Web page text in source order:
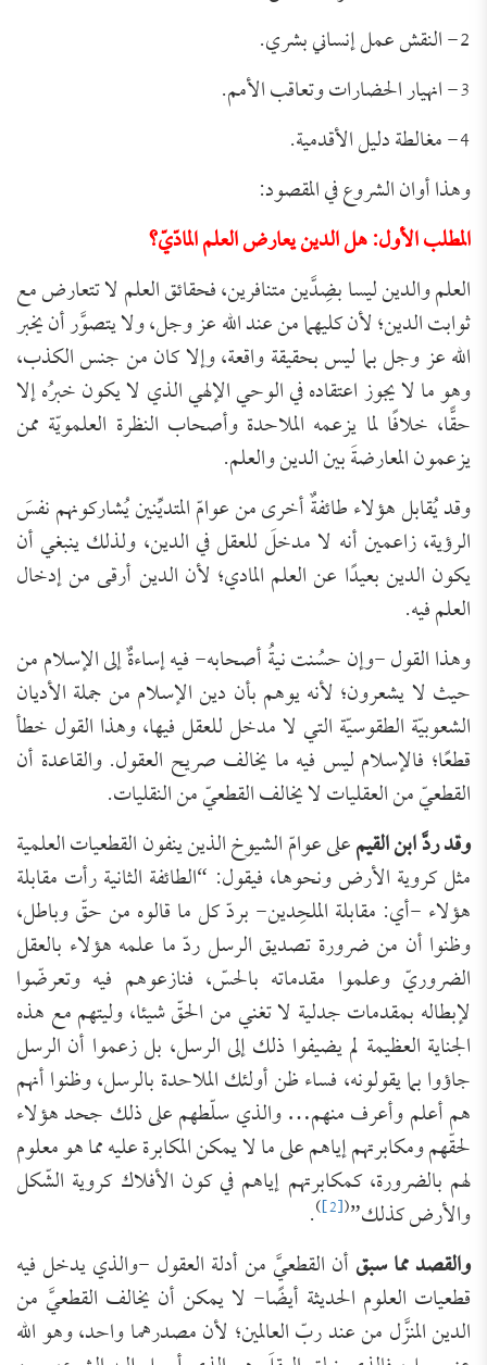
2- النقش عمل إنساني بشري.
3- انهيار الحضارات وتعاقب الأمم.
4- مغالطة دليل الأقدمية.
وهذا أوان الشروع في المقصود:
المطلب الأول: هل الدين يعارض العلم المادّيّ؟
العلم والدين ليسا بضِدَّين متنافرين، فحقائق العلم لا تتعارض مع
ثوابت الدين؛ لأن كليهما من عند الله عز وجل، ولا يتصوَّر أن يخبر
الله عز وجل بما ليس بحقيقة واقعة، وإلا كان من جنس الكذب،
وهو ما لا يجوز اعتقاده في الوحي الإلهي الذي لا يكون خبرُه إلا
حقًّا، خلافًا لما يزعمه الملاحدة وأصحاب النظرة العلمويّة ممن
يزعمون المعارضةَ بين الدين والعلم.
وقد يُقابل هؤلاء طائفةٌ أخرى من عوامّ المتديِّنين يُشاركونهم نفسَ
الرؤية، زاعمين أنه لا مدخلَ للعقل في الدين، ولذلك ينبغي أن
يكون الدين بعيدًا عن العلم المادي؛ لأن الدين أرقى من إدخال
العلم فيه.
وهذا القول -وإن حسُنت نيةُ أصحابه- فيه إساءةٌ إلى الإسلام من
حيث لا يشعرون؛ لأنه يوهم بأن دين الإسلام من جملة الأديان
الشعوبيّة الطقوسيّة التي لا مدخل للعقل فيها، وهذا القول خطأ
قطعًا؛ فالإسلام ليس فيه ما يخالف صريح العقول. والقاعدة أن
القطعيّ من العقليات لا يخالف القطعيّ من النقليات.
وقد ردَّ ابن القيمعلى عوامّ الشيوخ الذين ينفون القطعيات العلمية
مثل كروية الأرض ونحوها، فيقول: “الطائفة الثانية رأت مقابلة
هؤلاء -أي: مقابلة الملحِدين- بردّ كل ما قالوه من حقّ وباطل،
وظنوا أن من ضرورة تصديق الرسل ردّ ما علمه هؤلاء بالعقل
الضروريّ وعلموا مقدماته بالحسّ، فنازعوهم فيه وتعرضّوا
لإبطاله بمقدمات جدلية لا تغني من الحقّ شيئا، وليتهم مع هذه
الجناية العظيمة لم يضيفوا ذلك إلى الرسل، بل زعموا أن الرسل
جاؤوا بما يقولونه، فساء ظن أولئك الملاحدة بالرسل، وظنوا أنهم
هم أعلم وأعرف منهم… والذي سلّطهم على ذلك جحد هؤلاء
لحقّهم ومكابرتهم إياهم على ما لا يمكن المكابرة عليه مما هو معلوم
لهم بالضرورة، كمكابرتهم إياهم في كون الأفلاك كروية الشّكل
والأرض كذلك”(
[2]
)
.
والقصد مما سبقأن القطعيَّ من أدلة العقول -والذي يدخل فيه
قطعيات العلوم الحديثة أيضًا- لا يمكن أن يخالف القطعيَّ من
الدين المنزَّل من عند ربّ العالمين؛ لأن مصدرهما واحد، وهو الله